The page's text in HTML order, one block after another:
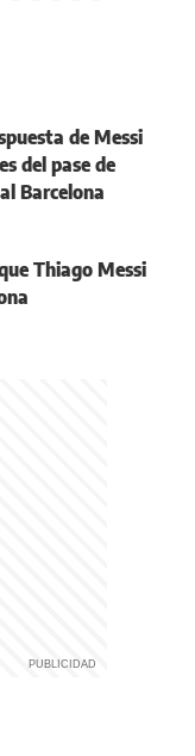
de Messi
del pase de
Barcelona
Thiago Messi